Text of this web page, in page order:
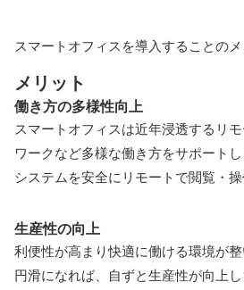
スマートオフィスを導入することの
メリット
働き方の多様性向上
スマートオフィスは近年浸透するリ
ワークなど多様な働き方をサポート
システムを安全にリモートで閲覧・
生産性の向上
利便性が高まり快適に働ける環境が
円滑になれば、自ずと生産性が向上し